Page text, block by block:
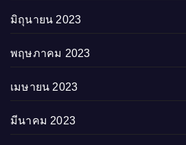
มิถุนายน 2023
พฤษภาคม 2023
เมษายน 2023
มีนาคม 2023